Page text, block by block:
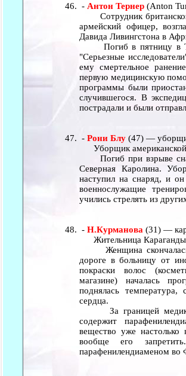
- Антон Тернер (Anton
Сотрудник
армейский офицер,
Давида Ливингстона в
Погиб в пятницу в
"Серьезные
ему смертельное
первую медицинскую
программы были
случившегося. В
пострадали и были
-Рони Блу (47) —
Уборщик американской
Погиб при взрыве
Северная Каролина.
наступил на снаряд, и
военнослужащие
учились стрелять из
-Н.Курманова (31) —
Жительница Караганды
Женщина скончалась
дороге в больницу от
покраски волос
магазине) началась
поднялась температура,
сердца.
За границей медики
содержит
вещество уже настолько
вообще его
парафенилендиаменом